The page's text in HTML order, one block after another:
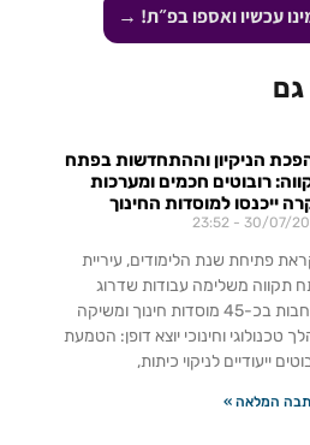
עכשיו ואספו בפ״ת! →
גם
הניקיון וההתחדשות בפתח
רובוטים חכמים ומערכות
ייכנסו למוסדות החינוך
30/07/
פתיחת שנת הלימודים, עיריית
תקווה משלימה עבודות שדרוג
נרחבות בכ-45 מוסדות חינוך ומשיקה
טכנולוגי וחינוכי יוצא דופן: הטמעת
ייעודיים לניקוי כיתות,
המלאה »